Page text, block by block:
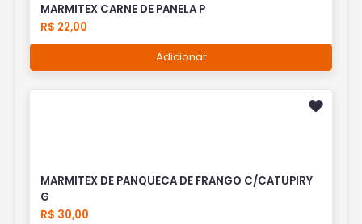
MARMITEX CARNE DE PANELA P
R$ 22,00
Adicionar
MARMITEX DE PANQUECA DE FRANGO C/CATUPIRY
G
R$ 30,00